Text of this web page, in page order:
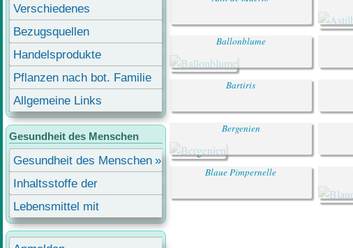
Ballonblume
Bartiris
Bergenien
Blaue Pimpernelle
Verschiedenes
Bezugsquellen
Handelsprodukte
Pflanzen nach bot. Familie
Allgemeine Links
Gesundheit des Menschen
Gesundheit des Menschen
Inhaltsstoffe der
Lebensmittel
Lebensmittel mit
Inhaltsstoffen
Benutzermenü